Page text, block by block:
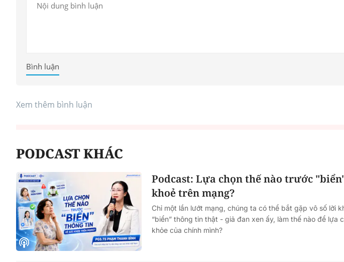
Bình luận
Xem thêm bình luận
PODCAST KHÁC
Podcast: Lựa chọn thế nào trước
khoẻ trên mạng?
Chỉ một lần lướt mạng, chúng ta có thể bắt gặp vô số lời
“biển” thông tin thật - giả đan xen ấy, làm thế nào để lựa
khỏe của chính mình?